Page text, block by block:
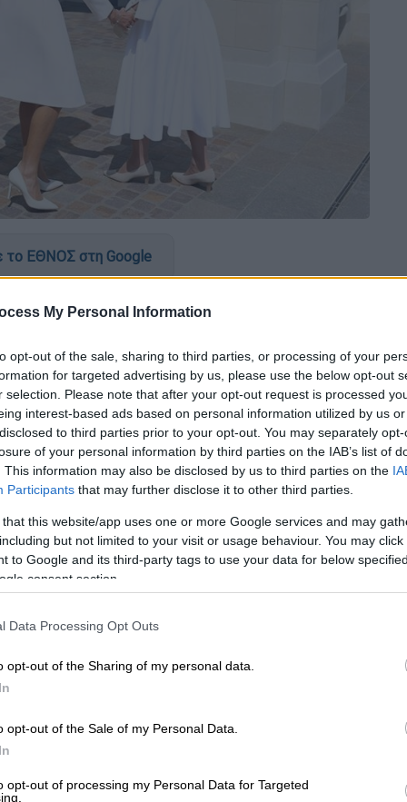
My Personal Information
opt-out of the sale, sharing to third parties, or processing of your
for targeted advertising by us, please use the below opt-out
selection. Please note that after your opt-out request is processed
interest-based ads based on personal information utilized by us
to third parties prior to your opt-out. You may separately
of your personal information by third parties on the IAB’s list of
This information may also be disclosed by us to third parties on the
Participants that may further disclose it to other third parties.
that this website/app uses one or more Google services and may
but not limited to your visit or usage behaviour. You may
to Google and its third-party tags to use your data for below
consent section.
Data Processing Opt Outs
opt-out of the Sharing of my personal data.
opt-out of the Sale of my Personal Data.
opt-out of processing my Personal Data for Targeted
το ΕΘΝΟΣ στη Google
σήμερα τονβασιλιά Κάρολο
επεφύλασσε μερικές απροσδόκητες
- ο οποίος εκφώνησε εντυπωσιακά τη
Μακρόν , ο μονάρχης και ο Γάλλος
μνημείο της Νορμανδίας για να
μετά: Οι Έλληνες, ο κοιμώμενος
φιλμ που χάθηκαν
στεφάνια. Ωστόσο, ένα αναπάντεχο
του μέρους της τελετής.